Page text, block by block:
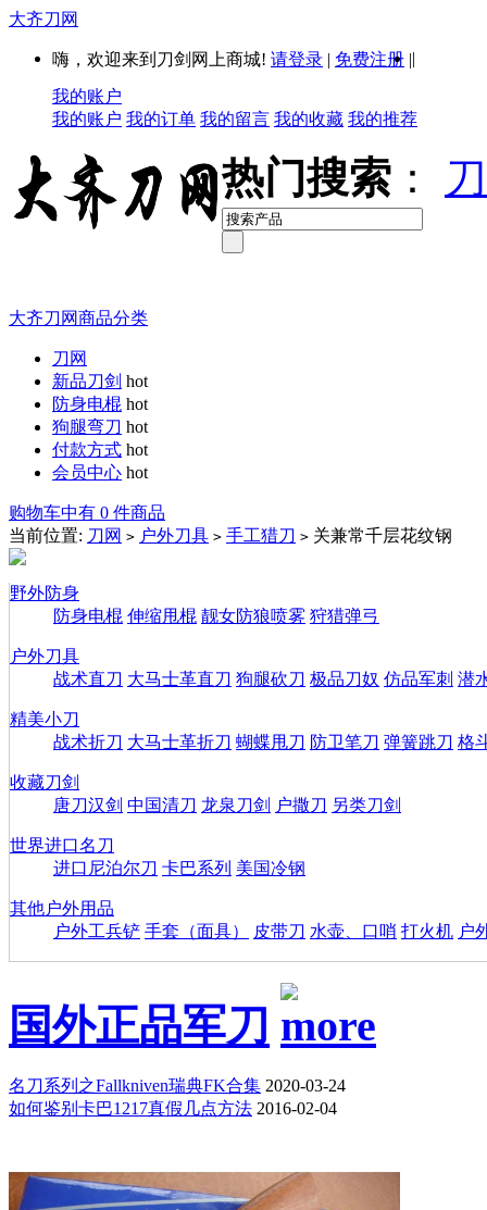
大齐刀网
嗨，欢迎来到刀剑网上商城! 请登录 | 免费注册 ||
我的账户
我的账户 我的订单 我的留言 我的收藏 我的推荐
热门搜索 ：
大齐刀网商品分类
刀网
新品刀剑 hot
防身电棍 hot
狗腿弯刀 hot
付款方式 hot
会员中心 hot
购物车中有 0 件商品
当前位置: 刀网 > 户外刀具 > 手工猎刀 > 关兼常千层花纹钢
野外防身
防身电棍 伸缩甩棍 靓女防狼喷雾 狩猎弹弓
户外刀具
战术直刀 大马士革直刀 狗腿砍刀 极品刀奴 仿品军刺 潜
精美小刀
战术折刀 大马士革折刀 蝴蝶甩刀 防卫笔刀 弹簧跳刀 格
收藏刀剑
唐刀汉剑 中国清刀 龙泉刀剑 户撒刀 另类刀剑
世界进口名刀
进口尼泊尔刀 卡巴系列 美国冷钢
其他户外用品
户外工兵铲 手套（面具） 皮带刀 水壶、口哨 打火机 户
国外正品军刀
名刀系列之Fallkniven瑞典FK合集 2020-03-24
如何鉴别卡巴1217真假几点方法 2016-02-04